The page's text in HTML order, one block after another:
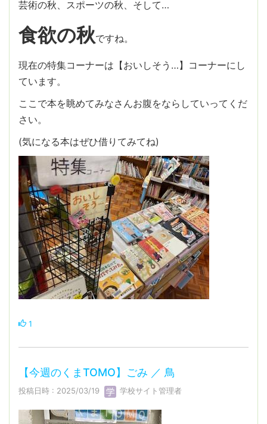
芸術の秋、スポーツの秋、そして…
食欲の秋ですね。
現在の特集コーナーは【おいしそう…】コーナーにし
ています。
ここで本を眺めてみなさんお腹をならしていってくだ
さい。
(気になる本はぜひ借りてみてね)
1
【今週のくまTOMO】ごみ ／ 鳥
投稿日時 : 2025/03/19 学校サイト管理者